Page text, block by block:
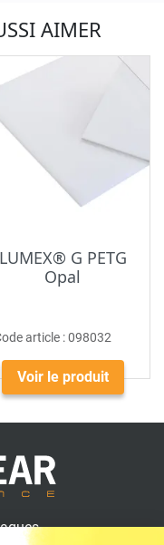
AIMER
LUMEX® G PETG
Opal
article :098032
Voir le produit